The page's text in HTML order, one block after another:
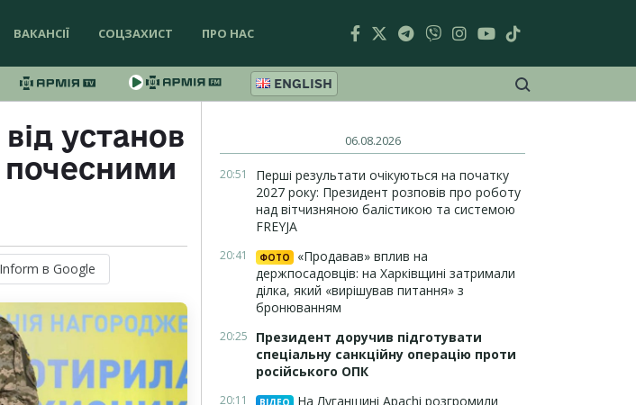
ВАКАНСІЇ СОЦЗАХИСТ ПРО НАС
ENGLISH
установ
почесними
в Google
06.08.2026
20:51
Перші результати очікуються на початку
2027 року: Президент розповів про роботу
над вітчизняною балістикою та системою
FREYJA
20:41 ФОТО
«Продавав» вплив на
держпосадовців: на Харківщині затримали
ділка, який «вирішував питання» з
бронюванням
20:25
Президент доручив підготувати
спеціальну санкційну операцію проти
російського ОПК
20:11 ВІДЕО
На Луганщині Apachi розгромили